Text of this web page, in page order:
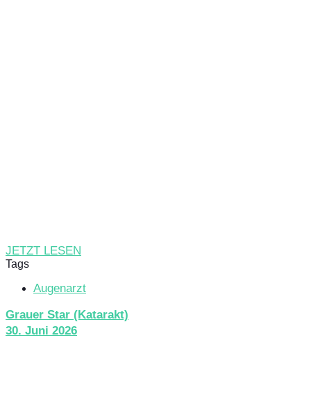
JETZT LESEN
Tags
Augenarzt
Grauer Star (Katarakt)
30. Juni 2026